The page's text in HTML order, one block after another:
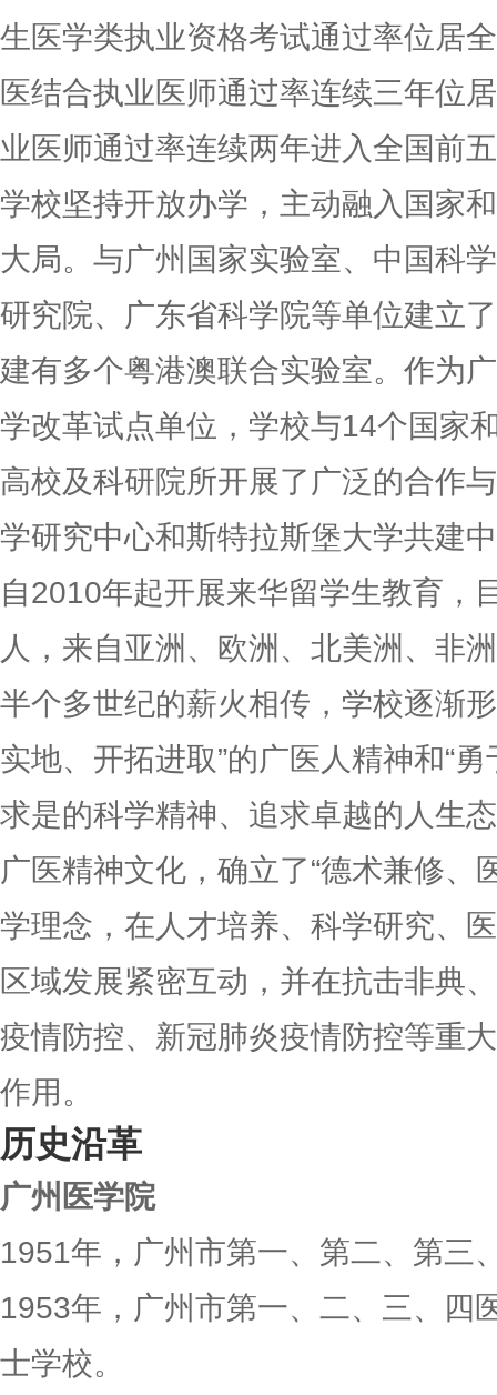
生医学类执业资格考试通过率位居
医结合执业医师通过率连续三年位
业医师通过率连续两年进入全国前
学校坚持开放办学，主动融入国家
大局。与广州国家实验室、中国科
研究院、广东省科学院等单位建立
建有多个粤港澳联合实验室。作为
学改革试点单位，学校与14个国家
高校及科研院所开展了广泛的合作
学研究中心和斯特拉斯堡大学共建
自2010年起开展来华留学生教育，
人，来自亚洲、欧洲、北美洲、非
半个多世纪的薪火相传，学校逐渐
实地、开拓进取”的广医人精神和“
求是的科学精神、追求卓越的人生
广医精神文化，确立了“德术兼修、
学理念，在人才培养、科学研究、
区域发展紧密互动，并在抗击非典
疫情防控、新冠肺炎疫情防控等重
作用。
历史沿革
广州医学院
1951年，广州市第一、第二、第三
1953年，广州市第一、二、三、四
士学校。